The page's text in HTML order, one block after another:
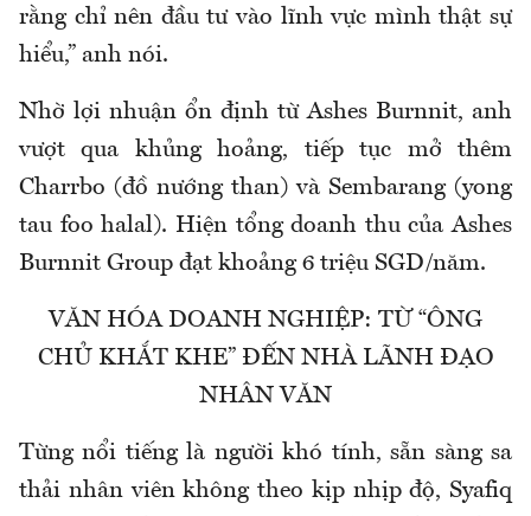
rằng chỉ nên đầu tư vào lĩnh vực mình thật sự
hiểu,” anh nói.
Nhờ lợi nhuận ổn định từ Ashes Burnnit, anh
vượt qua khủng hoảng, tiếp tục mở thêm
Charrbo (đồ nướng than) và Sembarang (yong
tau foo halal). Hiện tổng doanh thu của Ashes
Burnnit Group đạt khoảng 6 triệu SGD/năm.
VĂN HÓA DOANH NGHIỆP: TỪ “ÔNG
CHỦ KHẮT KHE” ĐẾN NHÀ LÃNH ĐẠO
NHÂN VĂN
Từng nổi tiếng là người khó tính, sẵn sàng sa
thải nhân viên không theo kịp nhịp độ, Syafiq